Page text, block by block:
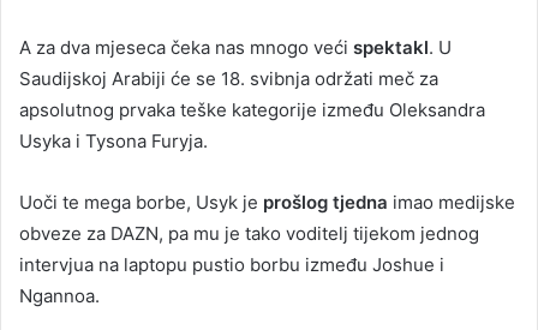
A za dva mjeseca čeka nas mnogo veći spektakl. U
Saudijskoj Arabiji će se 18. svibnja održati meč za
apsolutnog prvaka teške kategorije između Oleksandra
Usyka i Tysona Furyja.
Uoči te mega borbe, Usyk je prošlog tjedna imao medijske
obveze za DAZN, pa mu je tako voditelj tijekom jednog
intervjua na laptopu pustio borbu između Joshue i
Ngannoa.